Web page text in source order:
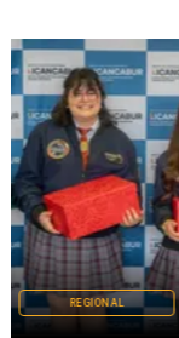
REGIONAL